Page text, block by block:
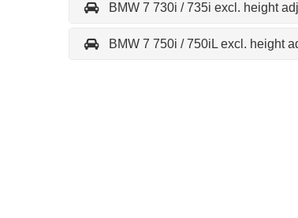
BMW 7 730i / 735i excl. height
BMW 7 750i / 750iL excl. height